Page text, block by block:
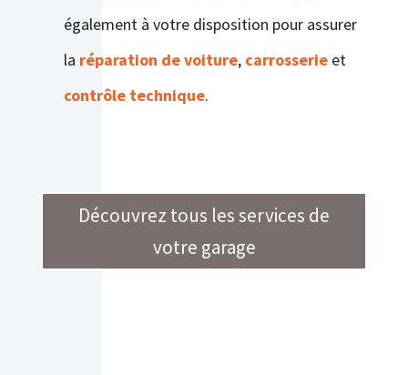
également à votre disposition pour assurer
la réparation de voiture, carrosserieet
contrôle technique.
Découvrez tous les services de
votre garage